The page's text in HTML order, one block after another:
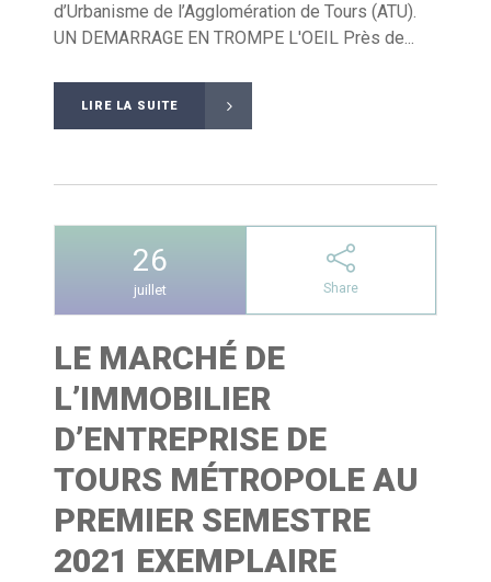
d’Urbanisme de l’Agglomération de Tours (ATU).
UN DEMARRAGE EN TROMPE L'OEIL Près de...
LIRE LA SUITE
26
juillet Share
LE MARCHÉ DE
L’IMMOBILIER
D’ENTREPRISE DE
TOURS MÉTROPOLE AU
PREMIER SEMESTRE
2021 EXEMPLAIRE